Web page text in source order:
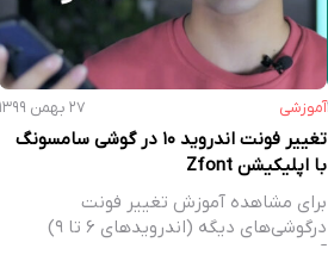
آموزشی ۲۷ بهمن ۱۳۹۹
تغییر فونت اندروید ۱۰ در گوشی سامسونگ
با اپلیکیشن Zfont
برای مشاهده آموزش تغییر فونت
درگوشی‌های دیگه (اندروید‌های ۶ تا ۹)